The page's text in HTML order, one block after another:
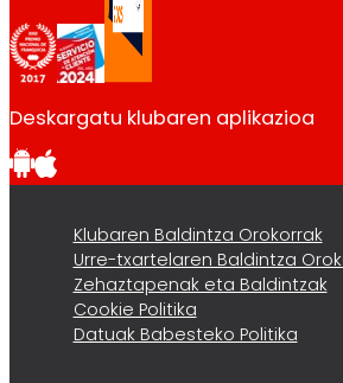
Deskargatu klubaren aplikazioa
Klubaren Baldintza Orokorrak
Urre-txartelaren Baldintza
Zehaztapenak eta Baldintzak
Cookie Politika
Datuak Babesteko Politika